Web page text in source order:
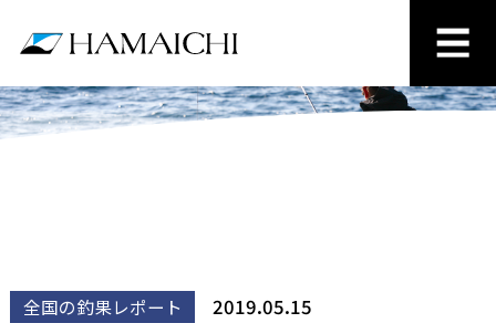
全国の釣果レポート 2019.05.15